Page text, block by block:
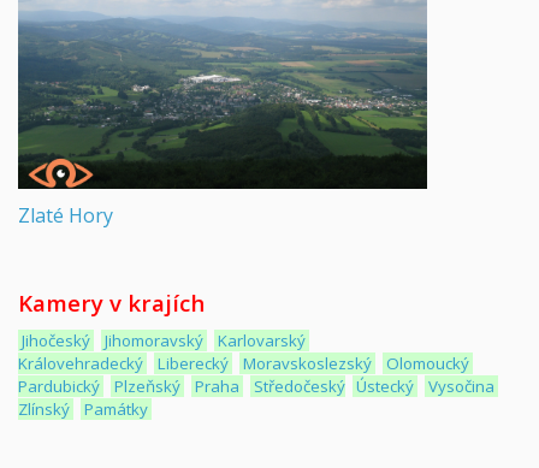
Zlaté Hory
Kamery v krajích
Jihočeský Jihomoravský
Karlovarský
Královehradecký
Liberecký Moravskoslezský
Olomoucký
Pardubický
Plzeňský Praha Středočeský Ústecký
Vysočina
Zlínský
Památky